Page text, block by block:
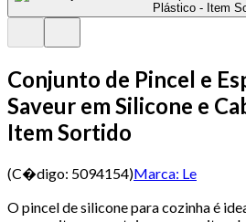
Conjunto de Pincel e
Saveur em Silicone e
Item Sortido
(C�digo: 5094154)Marca: Le
O pincel de silicone para cozinha é